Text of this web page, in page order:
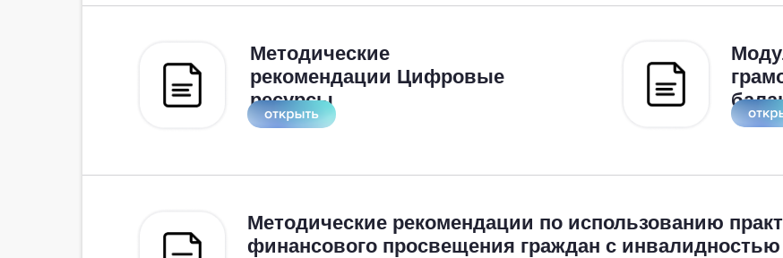
Методические рекомендации по использованию
финансового просвещения граждан с инвалидностью
Методические
рекомендации Цифровые
ресурсы